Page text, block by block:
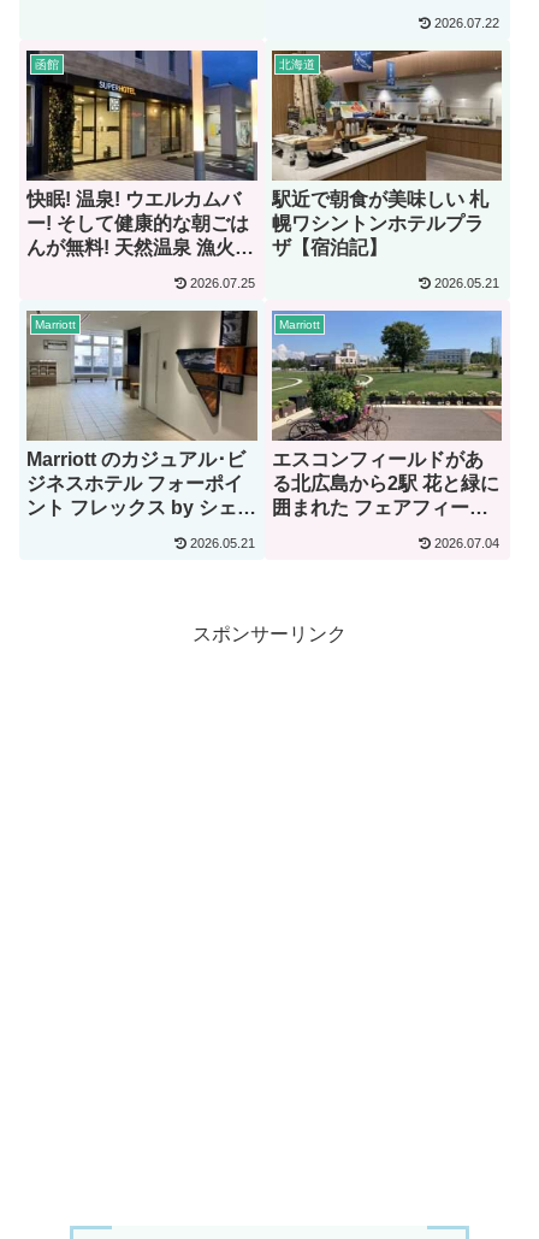
2026.07.22
函館
快眠! 温泉! ウエルカムバ
ー! そして健康的な朝ごは
んが無料! 天然温泉 漁火の
2026.07.25
北海道
駅近で朝食が美味しい 札
幌ワシントンホテルプラ
ザ【宿泊記】
2026.05.21
Marriott
Marriott のカジュアル･ビ
ジネスホテル フォーポイ
ント フレックス by シェラ
2026.05.21
Marriott
エスコンフィールドがあ
る北広島から2駅 花と緑に
囲まれた フェアフィール
海道えにわ【宿泊記】
2026.07.04
スポンサーリンク